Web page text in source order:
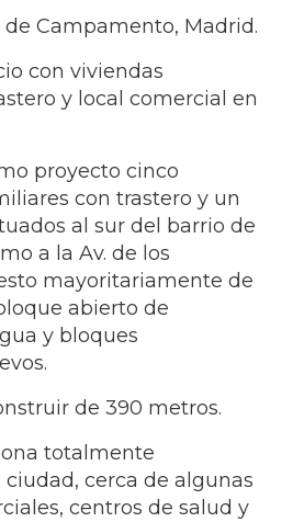
Campamento, Madrid.
con viviendas
y local comercial en
proyecto cinco
con trastero y un
al sur del barrio de
a la Av. de los
mayoritariamente de
abierto de
y bloques
de 390 metros.
totalmente
cerca de algunas
centros de salud y